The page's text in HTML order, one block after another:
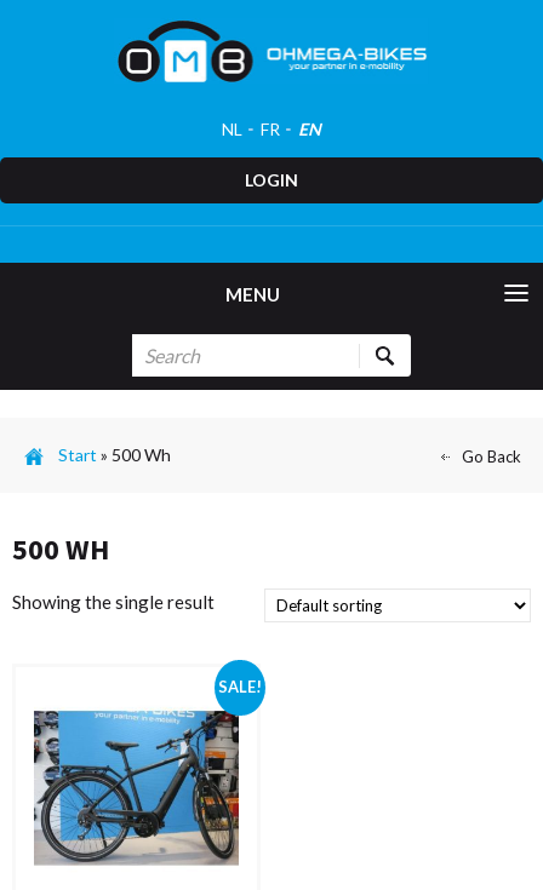
NL FR EN
LOGIN
MENU
Start » 500 Wh
500 WH
Showing the single result
SALE!